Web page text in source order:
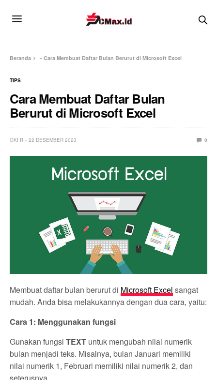
Beranda »Cara Membuat Daftar Bulan Berurut di Microsoft Excel
TIPS
Cara Membuat Daftar Bulan
Berurut di Microsoft Excel
OKI R 22 DESEMBER 2023 0
Membuat daftar bulan berurut di Microsoft Excel sangat
mudah. Anda bisa melakukannya dengan dua cara, yaitu:
Cara 1: Menggunakan fungsi
Gunakan fungsiTEXT untuk mengubah nilai numerik
bulan menjadi teks. Misalnya, bulan Januari memiliki
nilai numerik 1, Februari memiliki nilai numerik 2, dan
seterusnya.